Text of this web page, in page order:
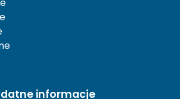
informacje